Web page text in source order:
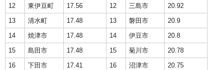
12
東伊豆町 17.56 12 三島市
20.92
13
清水町 17.48 13 磐田市
20.9
14
焼津市 17.48 14 伊豆市
20.8
15
島田市 17.48 15 菊川市
20.78
16
下田市 17.41 16 沼津市
20.75